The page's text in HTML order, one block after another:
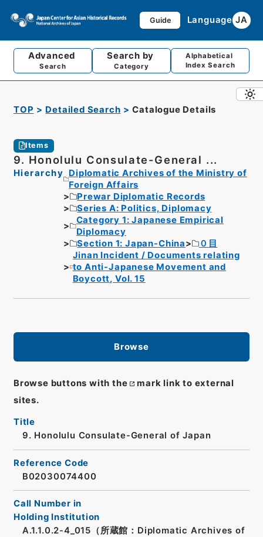
Guide Language JA
Advanced
Search
Search by
Category
Alphabetical
Index Search
TOP Detailed Search Catalogue Details
Items
9. Honolulu Consulate-General ...
Hierarchy
Diplomatic Archives of the Ministry of
Foreign Affairs
Prewar Diplomatic Records
Series A: Politics, Diplomacy
Category 1: Japanese Empirical
Diplomacy
Section 1: Japan-China
０目
Jinan Incident / Documents relating
to Anti-Japanese Movement and
Boycott, Vol. 15
Browse
Browse buttons with the
mark link to external
sites.
Title
9. Honolulu Consulate-General of Japan
Reference Code
B02030074400
Call Number in
Holding Institution
A.1.1.0.2-4_015（所蔵館：Diplomatic Archives of